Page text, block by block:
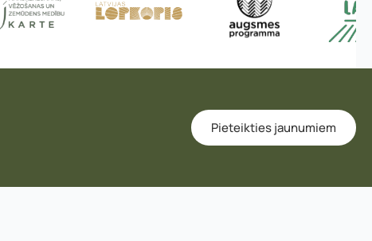
Pieteikties jaunumiem